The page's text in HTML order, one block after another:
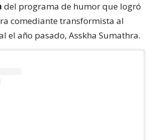
del programa de humor que logró
comediante transformista al
el año pasado, Asskha Sumathra.